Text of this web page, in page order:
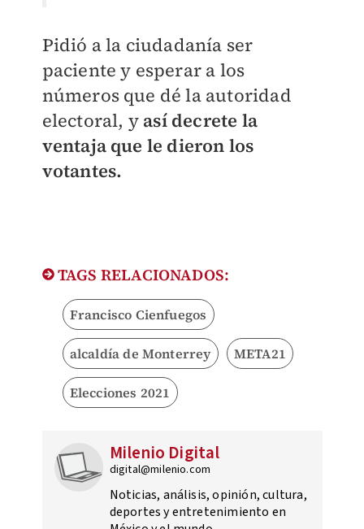
Pidió a la ciudadanía ser
paciente y esperar a los
números que dé la autoridad
electoral, y así decrete la
ventaja que le dieron los
votantes.
TAGS RELACIONADOS:
Francisco Cienfuegos
alcaldía de Monterrey META21
Elecciones 2021
Milenio Digital
digital@milenio.com
Noticias, análisis, opinión, cultura,
deportes y entretenimiento en